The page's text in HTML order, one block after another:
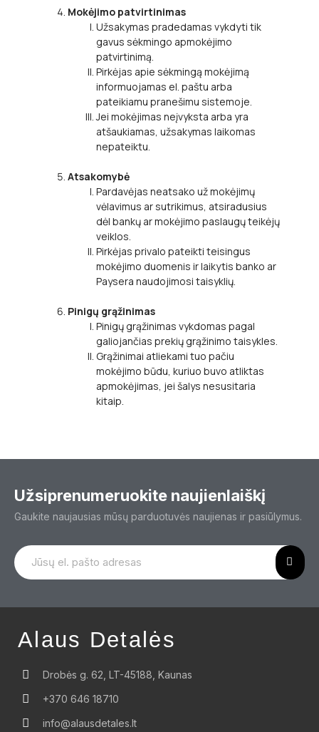
Mokėjimo patvirtinimas
Užsakymas pradedamas vykdyti tik
gavus sėkmingo apmokėjimo
patvirtinimą.
Pirkėjas apie sėkmingą mokėjimą
informuojamas el. paštu arba
pateikiamu pranešimu sistemoje.
Jei mokėjimas neįvyksta arba yra
atšaukiamas, užsakymas laikomas
nepateiktu.
Atsakomybė
Pardavėjas neatsako už mokėjimų
vėlavimus ar sutrikimus, atsiradusius
dėl bankų ar mokėjimo paslaugų teikėjų
veiklos.
Pirkėjas privalo pateikti teisingus
mokėjimo duomenis ir laikytis banko ar
Paysera naudojimosi taisyklių.
Pinigų grąžinimas
Pinigų grąžinimas vykdomas pagal
galiojančias prekių grąžinimo taisykles.
Grąžinimai atliekami tuo pačiu
mokėjimo būdu, kuriuo buvo atliktas
apmokėjimas, jei šalys nesusitaria
kitaip.
Užsiprenumeruokite naujienlaiškį
Gaukite naujausias mūsų parduotuvės naujienas ir pasiūlymus.
Alaus Detalės
Drobės g. 62, LT-45188, Kaunas
+370 646 18710
info@alausdetales.lt